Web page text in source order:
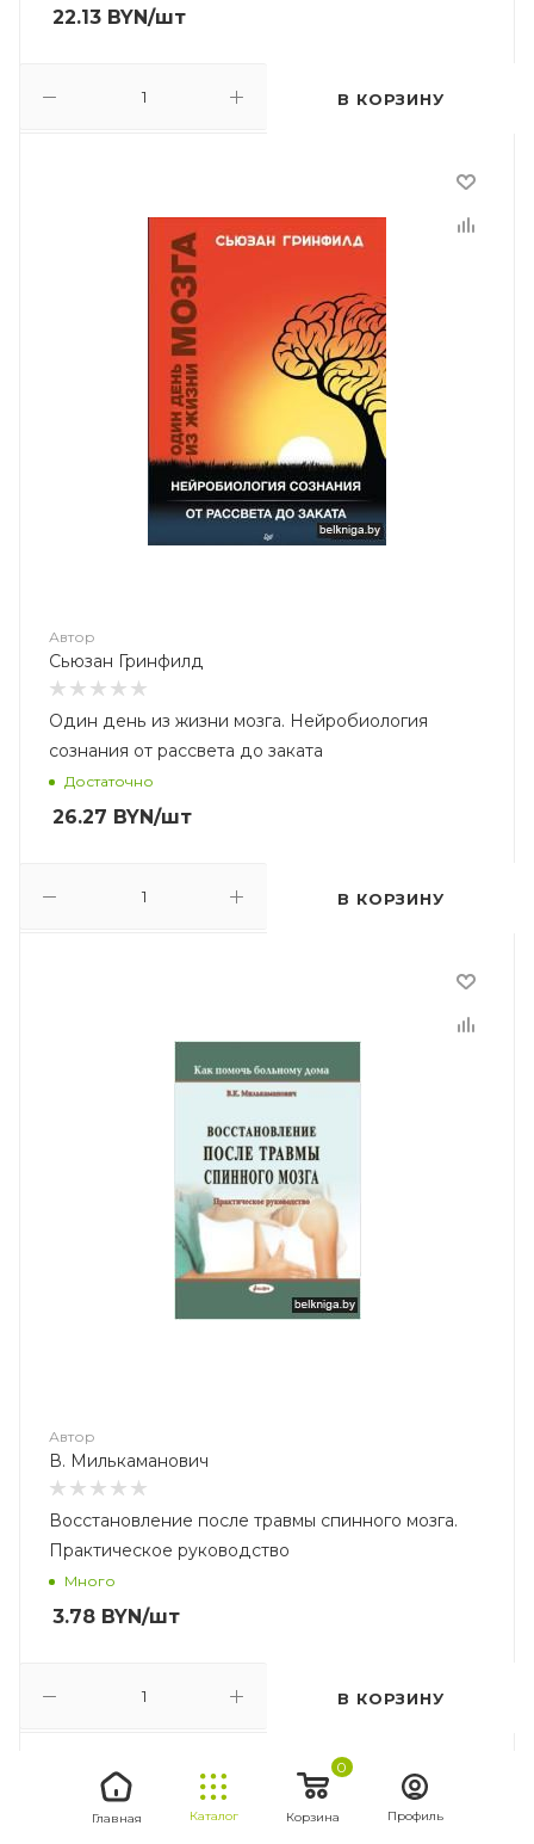
22.13 BYN/шт
В КОРЗИНУ
Автор
Сьюзан Гринфилд
Один день из жизни мозга. Нейробиология
сознания от рассвета до заката
Достаточно
26.27 BYN/шт
В КОРЗИНУ
Автор
В. Милькаманович
Восстановление после травмы спинного мозга.
Практическое руководство
Много
3.78 BYN/шт
В КОРЗИНУ
Главная Каталог Корзина
0
Профиль